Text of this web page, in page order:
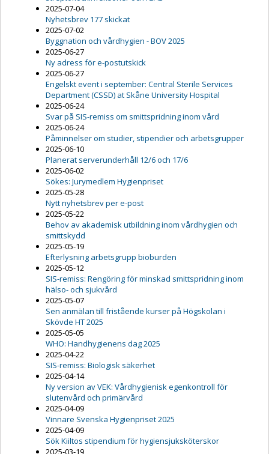
2025-07-04
Nyhetsbrev 177 skickat
2025-07-02
Byggnation och vårdhygien - BOV 2025
2025-06-27
Ny adress för e-postutskick
2025-06-27
Engelskt event i september: Central Sterile Services
Department (CSSD) at Skåne University Hospital
2025-06-24
Svar på SIS-remiss om smittspridning inom vård
2025-06-24
Påminnelser om studier, stipendier och arbetsgrupper
2025-06-10
Planerat serverunderhåll 12/6 och 17/6
2025-06-02
Sökes: Jurymedlem Hygienpriset
2025-05-28
Nytt nyhetsbrev per e-post
2025-05-22
Behov av akademisk utbildning inom vårdhygien och
smittskydd
2025-05-19
Efterlysning arbetsgrupp bioburden
2025-05-12
SIS-remiss: Rengöring för minskad smittspridning inom
hälso- och sjukvård
2025-05-07
Sen anmälan till fristående kurser på Högskolan i
Skövde HT 2025
2025-05-05
WHO: Handhygienens dag 2025
2025-04-22
SIS-remiss: Biologisk säkerhet
2025-04-14
Ny version av VEK: Vårdhygienisk egenkontroll för
slutenvård och primärvård
2025-04-09
Vinnare Svenska Hygienpriset 2025
2025-04-09
Sök Kiiltos stipendium för hygiensjuksköterskor
2025-03-19